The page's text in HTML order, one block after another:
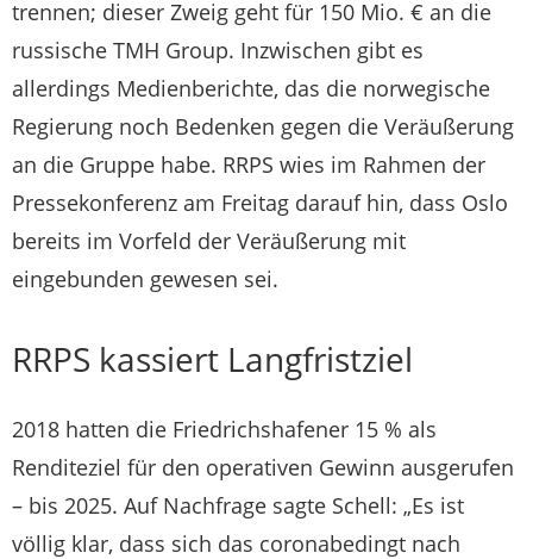
trennen; dieser Zweig geht für 150 Mio. € an die
russische TMH Group. Inzwischen gibt es
allerdings Medienberichte, das die norwegische
Regierung noch Bedenken gegen die Veräußerung
an die Gruppe habe. RRPS wies im Rahmen der
Pressekonferenz am Freitag darauf hin, dass Oslo
bereits im Vorfeld der Veräußerung mit
eingebunden gewesen sei.
RRPS kassiert Langfristziel
2018 hatten die Friedrichshafener 15 % als
Renditeziel für den operativen Gewinn ausgerufen
– bis 2025. Auf Nachfrage sagte Schell: „Es ist
völlig klar, dass sich das coronabedingt nach